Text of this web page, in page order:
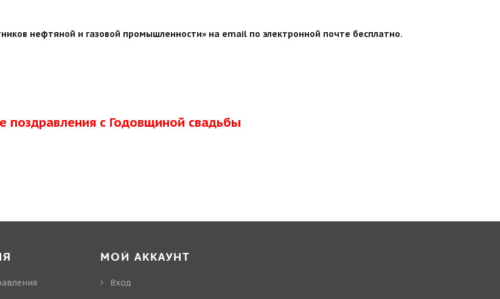
нефтяной и газовой промышленности» на email по электронной почте бесплатно.
поздравления с Годовщиной свадьбы
МОЙ АККАУНТ
Вход